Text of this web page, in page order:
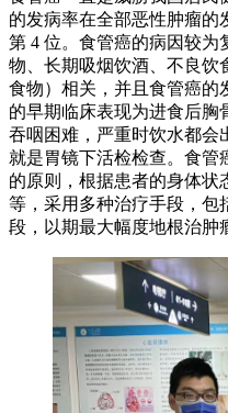
的发病率在全部恶性肿瘤的
第 4 位。食管癌的病因较为
物、长期吸烟饮酒、不良饮
食物）相关，并且食管癌的
的早期临床表现为进食后胸
吞咽困难，严重时饮水都会
就是胃镜下活检检查。食管
的原则，根据患者的身体状
等，采用多种治疗手段，包
段，以期最大幅度地根治肿